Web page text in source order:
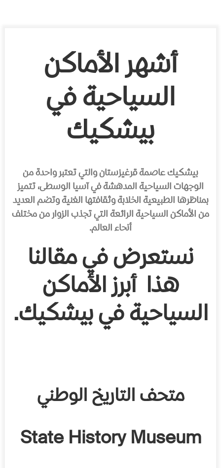
أشهر الأماكن
السياحية في
بيشكيك
بيشكيك عاصمة قرغيزستان والتي تعتبر واحدة من
الوجهات السياحية المدهشة في آسيا الوسطى، تتميز
بمناظرها الطبيعية الخلابة وثقافتها الغنية وتضم العديد
من الأماكن السياحية الرائعة التي تجذب الزوار من مختلف
أنحاء العالم.
نستعرض في مقالنا
هذا أبرز الأماكن
السياحية في بيشكيك.
متحف التاريخ الوطني
State History Museum